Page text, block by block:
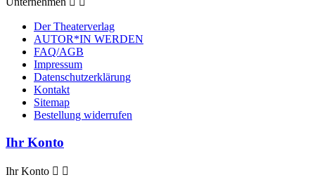
Der Theaterverlag
AUTOR*IN WERDEN
FAQ/AGB
Impressum
Datenschutzerklärung
Kontakt
Sitemap
Bestellung widerrufen
Ihr Konto
Ihr Konto  